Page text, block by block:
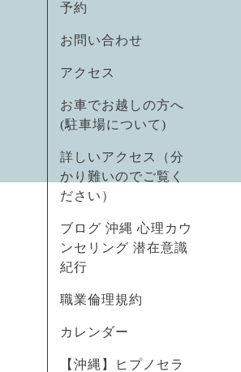
予約
お問い合わせ
アクセス
お車でお越しの方へ
(駐車場について)
詳しいアクセス（分
かり難いのでご覧く
ださい）
ブログ 沖縄 心理カウ
ンセリング 潜在意識
紀行
職業倫理規約
カレンダー
【沖縄】ヒプノセラ